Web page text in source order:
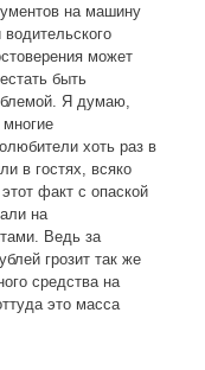
на машину
водительского
может
быть
Я думаю,
многие
хоть раз в
в гостях, всяко
факт с опаской
на
Ведь за
грозит так же
средства на
это масса